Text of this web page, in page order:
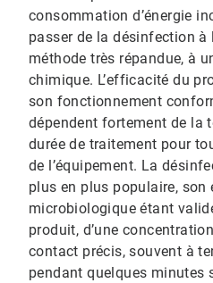
consommation d’énergie
passer de la désinfection à
méthode très répandue, à
chimique. L’efficacité du
son fonctionnement
dépendent fortement de la
durée de traitement pour
de l’équipement. La
plus en plus populaire,
microbiologique étant
produit, d’une
contact précis, souvent à
pendant quelques minutes